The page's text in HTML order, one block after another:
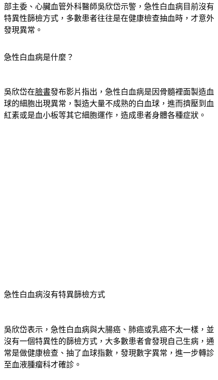
部主委、心臟血管外科醫師吳欣岱示警，急性白血病目前沒有
特異性篩檢方式，多數患者往往是在健康檢查抽血時，才意外
發現異常。
急性白血病是什麼？
吳欣岱在臉書發布影片指出，急性白血病是因骨髓裡面製造血
球的細胞出現異常，製造大量不成熟的白血球，進而擠壓到血
紅素或是血小板等其它細胞運作，造成患者身體各種症狀。
急性白血病沒有特異篩檢方式
吳欣岱表示，急性白血病與大腸癌、肺癌或乳癌不太一樣，並
沒有一個特異性的篩檢方式，大多數患者會發現自己生病，通
常是做健康檢查、抽了血球指數，發現數字異常，進一步轉診
至血液腫瘤科才確診。